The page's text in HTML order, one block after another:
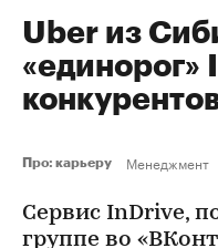
Uber из
«единорог»
Про: карьеру Менеджмент
Сервис InDrive,
группе во